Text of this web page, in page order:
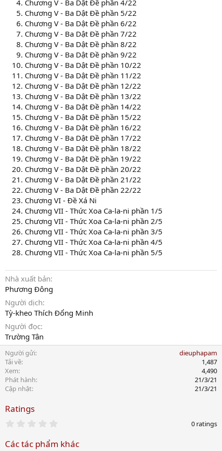
Chương V - Ba Dật Đề phần 4/22
Chương V - Ba Dật Đề phần 5/22
Chương V - Ba Dật Đề phần 6/22
Chương V - Ba Dật Đề phần 7/22
Chương V - Ba Dật Đề phần 8/22
Chương V - Ba Dật Đề phần 9/22
Chương V - Ba Dật Đề phần 10/22
Chương V - Ba Dật Đề phần 11/22
Chương V - Ba Dật Đề phần 12/22
Chương V - Ba Dật Đề phần 13/22
Chương V - Ba Dật Đề phần 14/22
Chương V - Ba Dật Đề phần 15/22
Chương V - Ba Dật Đề phần 16/22
Chương V - Ba Dật Đề phần 17/22
Chương V - Ba Dật Đề phần 18/22
Chương V - Ba Dật Đề phần 19/22
Chương V - Ba Dật Đề phần 20/22
Chương V - Ba Dật Đề phần 21/22
Chương V - Ba Dật Đề phần 22/22
Chương VI - Đề Xá Ni
Chương VII - Thức Xoa Ca-la-ni phần 1/5
Chương VII - Thức Xoa Ca-la-ni phần 2/5
Chương VII - Thức Xoa Ca-la-ni phần 3/5
Chương VII - Thức Xoa Ca-la-ni phần 4/5
Chương VII - Thức Xoa Ca-la-ni phần 5/5
Nhà xuất bản
Phương Đông
Người dịch
Tỳ-kheo Thích Đổng Minh
Người đọc
Trường Tân
Người gửi
dieuphapam
Tải về
1,487
Xem
4,490
Phát hành
21/3/21
Cập nhật
21/3/21
Ratings
0
0 ratings
Các tác phẩm khác